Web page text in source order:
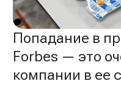
Попадание в
Forbes — это
компании в ее